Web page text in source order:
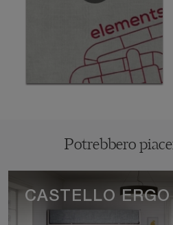
Potrebbero
CASTELLO ERGO